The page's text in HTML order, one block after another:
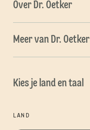
Over Dr. Oetker
Meer van Dr. Oetker
Kies je land en taal
LAND